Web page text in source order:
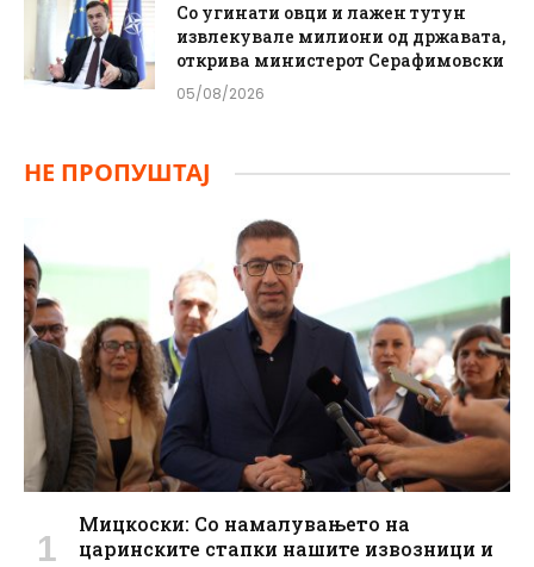
Со угинати овци и лажен тутун
извлекувале милиони од државата,
открива министерот Серафимовски
05/08/2026
НЕ ПРОПУШТАЈ
Мицкоски: Со намалувањето на
царинските стапки нашите извозници и